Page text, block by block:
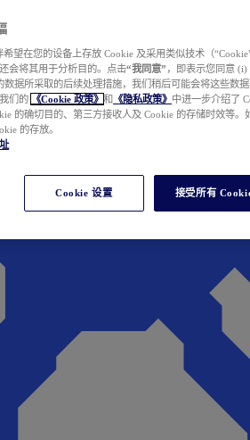
希望在您的设备上存放 Cookie 及采用类似技术（
会将其用于分析目的。点击“我同意” ，即表示您同意
数据所采取的后续处理措施，我们稍后可能会将这些数
们的
《Cookie 政策》 和 《隐私政策》 中进一步介绍了
的确切目的、第三方接收人及 Cookie 的存储时效等
的存放。
Cookie 设置 接受所有